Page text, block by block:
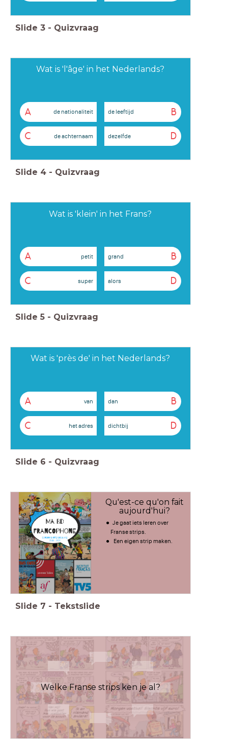
Slide 3 - Quizvraag
Wat is 'l'âge' in het Nederlands?
A de nationaliteit B
de leeftijd
C de achternaam D
dezelfde
Slide 4 - Quizvraag
Wat is 'klein' in het Frans?
A petit B
grand
C super D
alors
Slide 5 - Quizvraag
Wat is 'près de' in het Nederlands?
A van B
dan
C het adres D
dichtbij
Slide 6 - Quizvraag
Qu'est-ce qu'on fait
aujourd'hui?
Je gaat iets leren over
Franse strips.
Een eigen strip maken.
Slide 7 - Tekstslide
Welke Franse strips ken je al?